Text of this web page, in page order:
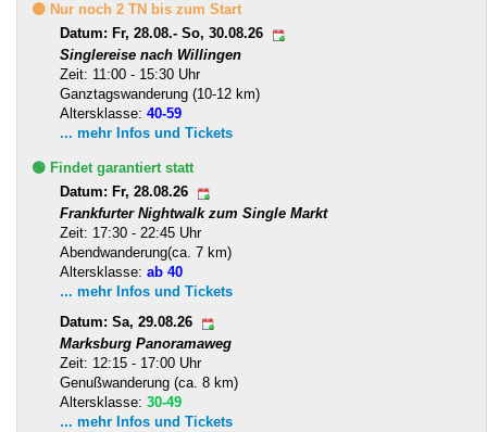
🟡 Nur noch 2 TN bis zum Start
Datum: Fr, 28.08.- So, 30.08.26
Singlereise nach Willingen
Zeit: 11:00 - 15:30 Uhr
Ganztagswanderung (10-12 km)
Altersklasse: 40-59
... mehr Infos und Tickets
🟢 Findet garantiert statt
Datum: Fr, 28.08.26
Frankfurter Nightwalk zum Single Markt
Zeit: 17:30 - 22:45 Uhr
Abendwanderung(ca. 7 km)
Altersklasse: ab 40
... mehr Infos und Tickets
Datum: Sa, 29.08.26
Marksburg Panoramaweg
Zeit: 12:15 - 17:00 Uhr
Genußwanderung (ca. 8 km)
Altersklasse: 30-49
... mehr Infos und Tickets